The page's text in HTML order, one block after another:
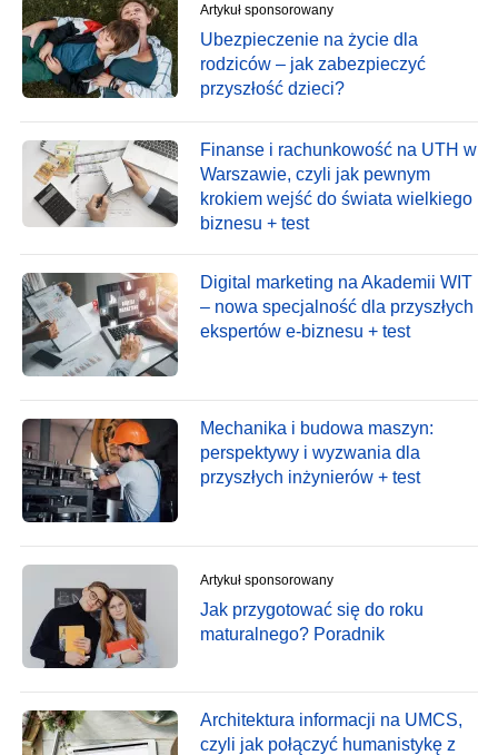
Artykuł sponsorowany
Ubezpieczenie na życie dla
rodziców – jak zabezpieczyć
przyszłość dzieci?
Finanse i rachunkowość na UTH w
Warszawie, czyli jak pewnym
krokiem wejść do świata wielkiego
biznesu + test
Digital marketing na Akademii WIT
– nowa specjalność dla przyszłych
ekspertów e-biznesu + test
Mechanika i budowa maszyn:
perspektywy i wyzwania dla
przyszłych inżynierów + test
Artykuł sponsorowany
Jak przygotować się do roku
maturalnego? Poradnik
Architektura informacji na UMCS,
czyli jak połączyć humanistykę z